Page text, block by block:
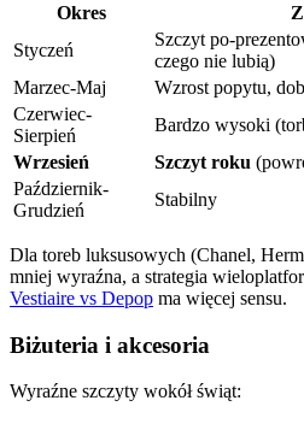
Okres
Styczeń
Szczyt po-
czego nie lubią)
Marzec-Maj
Wzrost popytu,
Czerwiec-
Sierpień
Bardzo wysoki
Wrzesień
Szczyt roku
Październik-
Grudzień
Stabilny
Dla toreb luksusowych (Chanel,
mniej wyraźna, a strategia
Vestiaire vs Depop ma więcej sensu.
Biżuteria i akcesoria
Wyraźne szczyty wokół świąt: